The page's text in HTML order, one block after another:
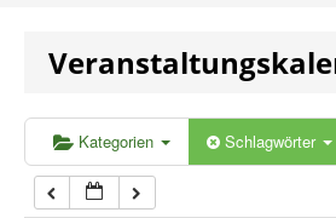
Kategorien Schlagwörter
5:00
6:00
7:00